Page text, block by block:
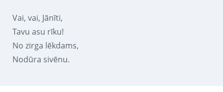
Vai, vai, Jānīti,
Tavu asu rīku!
No zirga lēkdams,
Nodūra sivēnu.